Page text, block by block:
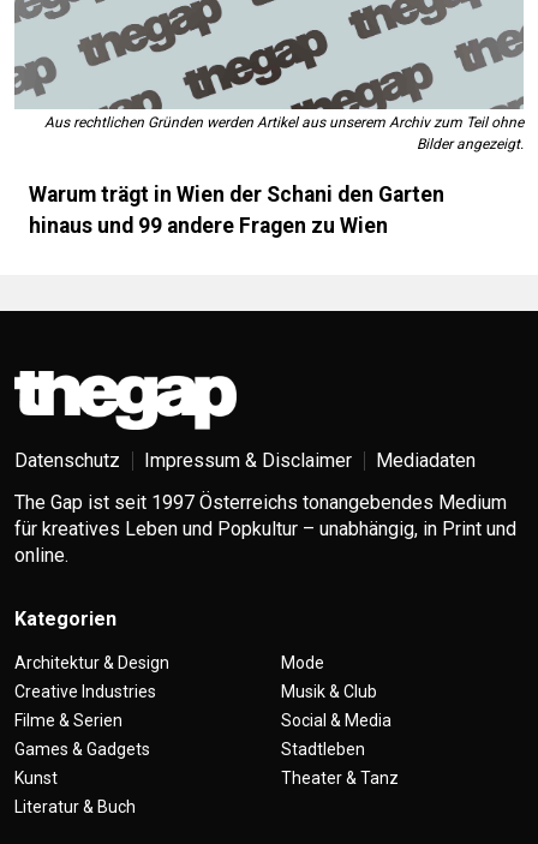
Aus rechtlichen Gründen werden Artikel aus unserem Archiv zum Teil ohne
Bilder angezeigt.
Warum trägt in Wien der Schani den Garten
hinaus und 99 andere Fragen zu Wien
Datenschutz Impressum & Disclaimer
Mediadaten
The Gap ist seit 1997 Österreichs tonangebendes Medium
für kreatives Leben und Popkultur – unabhängig, in Print und
online.
Kategorien
Architektur & Design
Creative Industries
Filme & Serien
Games & Gadgets
Kunst
Literatur & Buch
Mode
Musik & Club
Social & Media
Stadtleben
Theater & Tanz